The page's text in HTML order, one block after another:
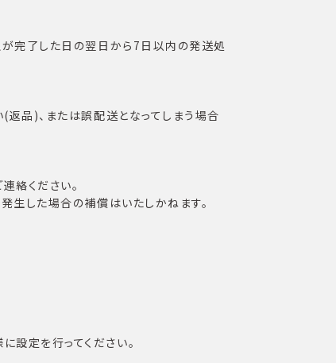
完了した日の翌日から7日以内の発送処
品)、または誤配送となってしまう場合
絡ください。
生した場合の補償はいたしかねます。
定を行ってください。